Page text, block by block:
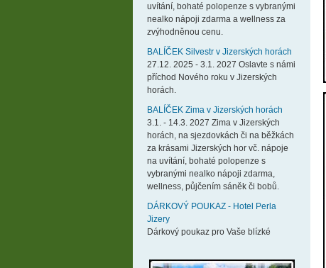
uvítání, bohaté polopenze s vybranými
nealko nápoji zdarma a wellness za
zvýhodněnou cenu.
BALÍČEK Silvestr v Jizerských horách
27.12. 2025 - 3.1. 2027 Oslavte s námi
příchod Nového roku v Jizerských
horách.
BALÍČEK Zima v Jizerských horách
3.1. - 14.3. 2027 Zima v Jizerských
horách, na sjezdovkách či na běžkách
za krásami Jizerských hor vč. nápoje
na uvítání, bohaté polopenze s
vybranými nealko nápoji zdarma,
wellness, půjčením sáněk či bobů.
DÁRKOVÝ POUKAZ - Hotel Perla
Jizery
Dárkový poukaz pro Vaše blízké